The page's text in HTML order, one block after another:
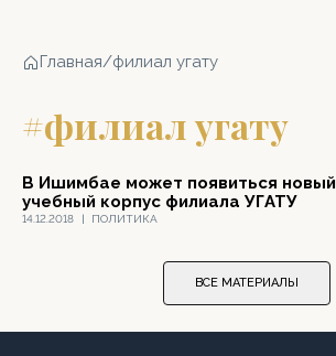
Главная/филиал угату
#филиал угату
14.12.2018 | ПОЛИТИКА
В Ишимбае может появиться новый
учебный корпус филиала УГАТУ
ВСЕ МАТЕРИАЛЫ